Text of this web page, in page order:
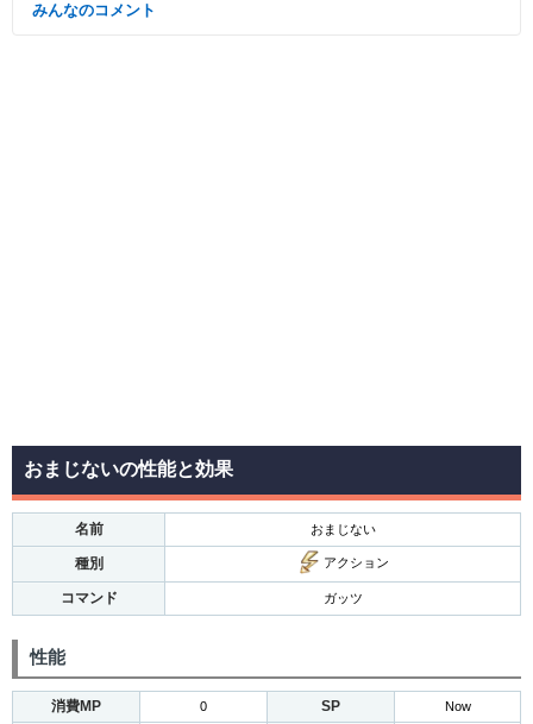
みんなのコメント
おまじないの性能と効果
名前 おまじない
種別 アクション
コマンド ガッツ
性能
消費MP 0 SP Now